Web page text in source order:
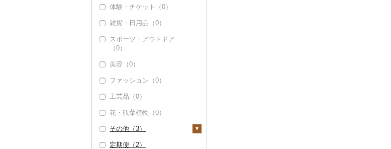
体験・チケット（0）
雑貨・日用品（0）
スポーツ・アウトドア
（0）
美容（0）
ファッション（0）
工芸品（0）
花・観葉植物（0）
その他（3）
地域サービス（0）
定期便（2）